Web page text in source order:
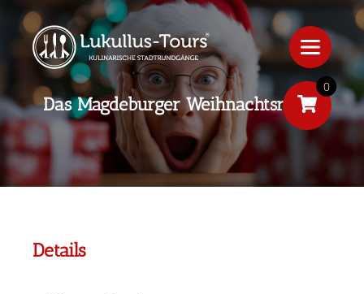
Das Magdeburger Weihnachtsrätsel
Details
0